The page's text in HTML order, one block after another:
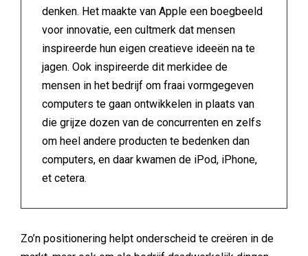
denken. Het maakte van Apple een boegbeeld
voor innovatie, een cultmerk dat mensen
inspireerde hun eigen creatieve ideeën na te
jagen. Ook inspireerde dit merkidee de
mensen in het bedrijf om fraai vormgegeven
computers te gaan ontwikkelen in plaats van
die grijze dozen van de concurrenten en zelfs
om heel andere producten te bedenken dan
computers, en daar kwamen de iPod, iPhone,
et cetera.
Zo’n positionering helpt onderscheid te creëren in de